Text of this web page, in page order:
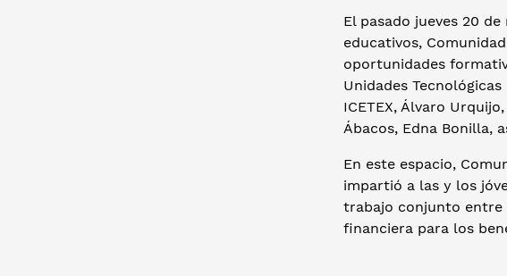
El pasado jueves 20
educativos,
oportunidades
Unidades
ICETEX, Álvaro
Ábacos, Edna Bonilla,
En este espacio,
impartió a las y los
trabajo conjunto entre
financiera para los